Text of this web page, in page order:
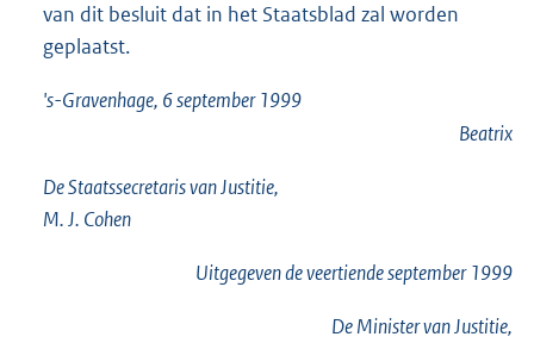
van dit besluit dat in het Staatsblad zal worden
geplaatst.
's-Gravenhage, 6 september 1999
Beatrix
De Staatssecretaris van Justitie,
M. J. Cohen
Uitgegeven deveertiendeseptember 1999
De Minister van Justitie,